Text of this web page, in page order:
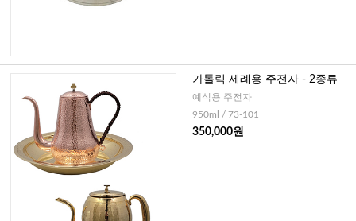
가톨릭 세례용 주전자 - 2종류
예식용 주전자
950ml / 73-101
350,000원